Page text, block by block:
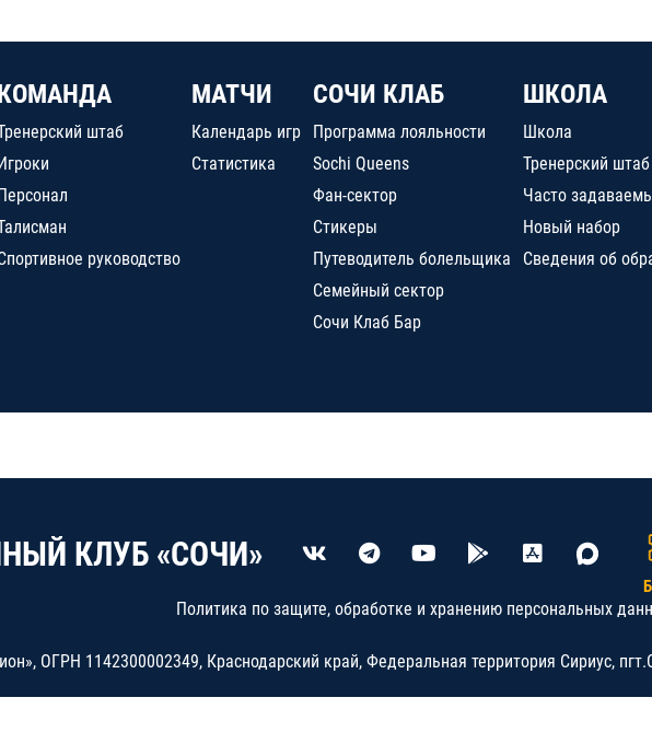
штаб
руководство
МАТЧИ
Календарь игр
Статистика
СОЧИ КЛАБ
Программа лояльности
Sochi Queens
Фан-сектор
Стикеры
Путеводитель болельщика
Семейный сектор
Сочи Клаб Бар
ШКОЛА
Школа
Тренерский штаб
Часто
Новый набор
Сведения об
КЛУБ «СОЧИ»
Политика по защите, обработке и хранению персональных
ОГРН 1142300002349, Краснодарский край, Федеральная территория Сириус,